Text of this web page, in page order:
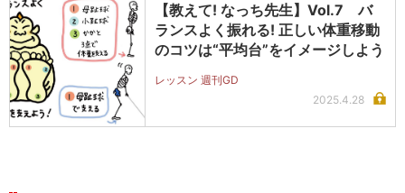
【教えて! なっち先生】Vol.7 バ
ランスよく振れる! 正しい体重移動
のコツは“平均台”をイメージしよう
レッスン 週刊GD
2025.4.28